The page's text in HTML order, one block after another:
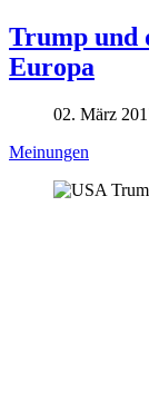
Trump und
Europa
02. März
Meinungen